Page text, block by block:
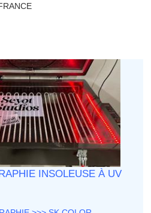
INSOLEUSE À UV